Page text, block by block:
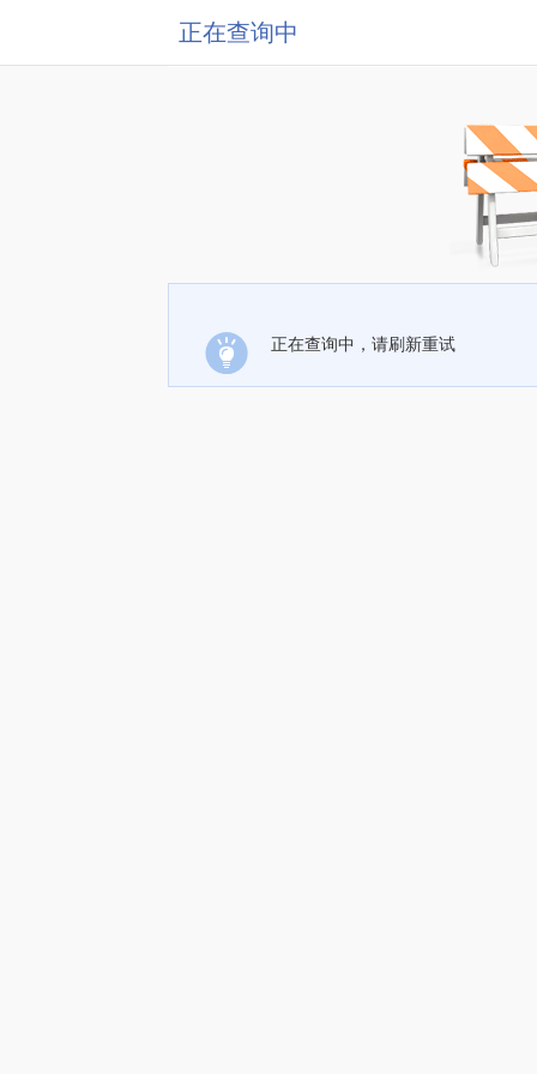
正在查询中
正在查询中，请刷新重试